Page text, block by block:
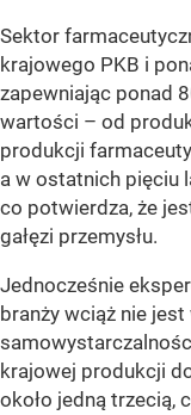
Sektor
krajowego PKB i
zapewniając ponad
wartości – od
produkcji
a w ostatnich pięciu
co potwierdza, że
gałęzi przemysłu.
Jednocześnie
branży wciąż nie
krajowej produkcji
około jedną trzecią,